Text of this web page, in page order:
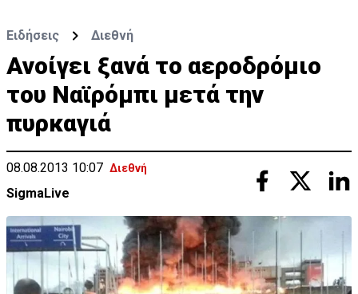
Ειδήσεις Διεθνή
Ανοίγει ξανά το αεροδρόμιο
του Ναϊρόμπι μετά την
πυρκαγιά
08.08.2013 10:07 Διεθνή
SigmaLive